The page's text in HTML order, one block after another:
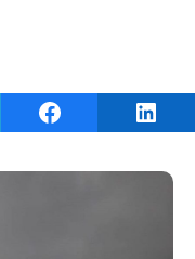
TelegramShare on Facebook